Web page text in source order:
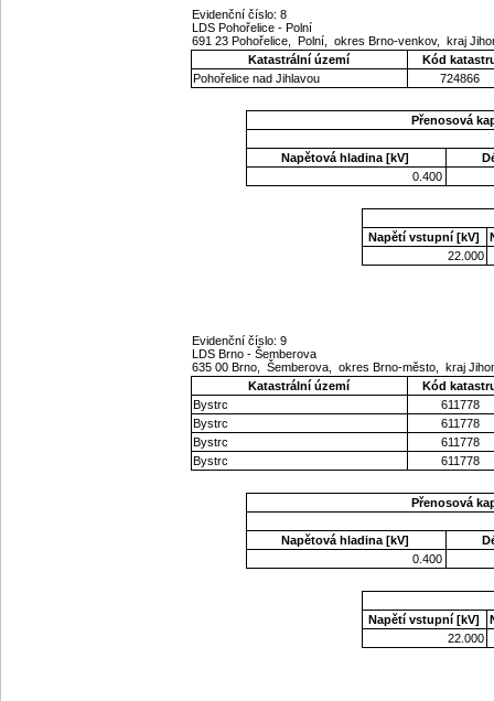
Evidenční číslo: 8
LDS Pohořelice - Polní
691 23 Pohořelice, Polní, okres Brno-venkov, kraj
Katastrální území
Kód
Pohořelice nad Jihlavou
724866
Přenosová
Napětová hladina [kV]
0.400
Napětí vstupní [kV]
22.000
Evidenční číslo: 9
LDS Brno - Šemberova
635 00 Brno, Šemberova, okres Brno-město, kraj
Katastrální území
Kód
Bystrc
611778
Bystrc
611778
Bystrc
611778
Bystrc
611778
Přenosová
Napětová hladina [kV]
0.400
Napětí vstupní [kV]
22.000